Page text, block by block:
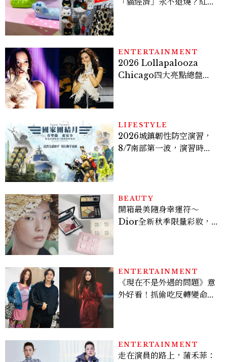
ENTERTAINMENT
2026 Lollapalooza
Chicago四大亮點總盤
LIFESTYLE
2026城鎮韌性防空演習，
8/7南部第一波，演習時
BEAUTY
開箱最美隨身幸運符～
Dior全新秋季限量彩妝，
ENTERTAINMENT
《現在不是外遇的問題》意
外好看！抓偷吃反轉變命
看點懶人包
ENTERTAINMENT
走在演員的路上，蒲禾菲：